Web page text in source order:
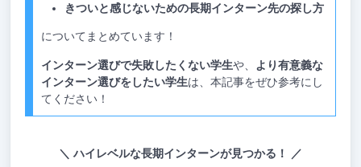
きついと感じないための長期インターン先の探し方
についてまとめています！
インターン選びで失敗したくない学生や、
より有意義な
インターン選びをしたい学生は、本記事をぜひ参考にし
てください！
ハイレベルな長期インターンが見つかる！